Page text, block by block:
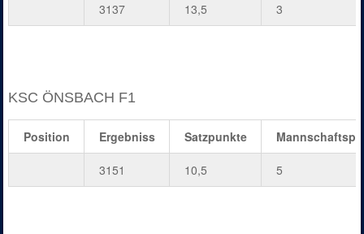
3137 13,5 3
KSC ÖNSBACH F1
Position Ergebniss Satzpunkte
3151 10,5 5